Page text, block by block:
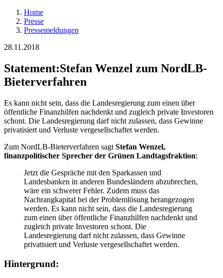
Home
Presse
Pressemeldungen
28.11.2018
Statement:Stefan Wenzel zum NordLB-
Bieterverfahren
Es kann nicht sein, dass die Landesregierung zum einen über
öffentliche Finanzhilfen nachdenkt und zugleich private Investoren
schont. Die Landesregierung darf nicht zulassen, dass Gewinne
privatisiert und Verluste vergesellschaftet werden.
Zum NordLB-Bieterverfahren sagt Stefan Wenzel,
finanzpolitischer Sprecher der Grünen Landtagsfraktion:
Jetzt die Gespräche mit den Sparkassen und
Landesbanken in anderen Bundesländern abzubrechen,
wäre ein schwerer Fehler. Zudem muss das
Nachrangkapital bei der Problemlösung herangezogen
werden. Es kann nicht sein, dass die Landesregierung
zum einen über öffentliche Finanzhilfen nachdenkt und
zugleich private Investoren schont. Die
Landesregierung darf nicht zulassen, dass Gewinne
privatisiert und Verluste vergesellschaftet werden.
Hintergrund: